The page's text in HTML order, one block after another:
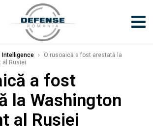
Intelligence ›
O rusoaică a fost arestată la
al Rusiei
a fost
la Washington
al Rusiei